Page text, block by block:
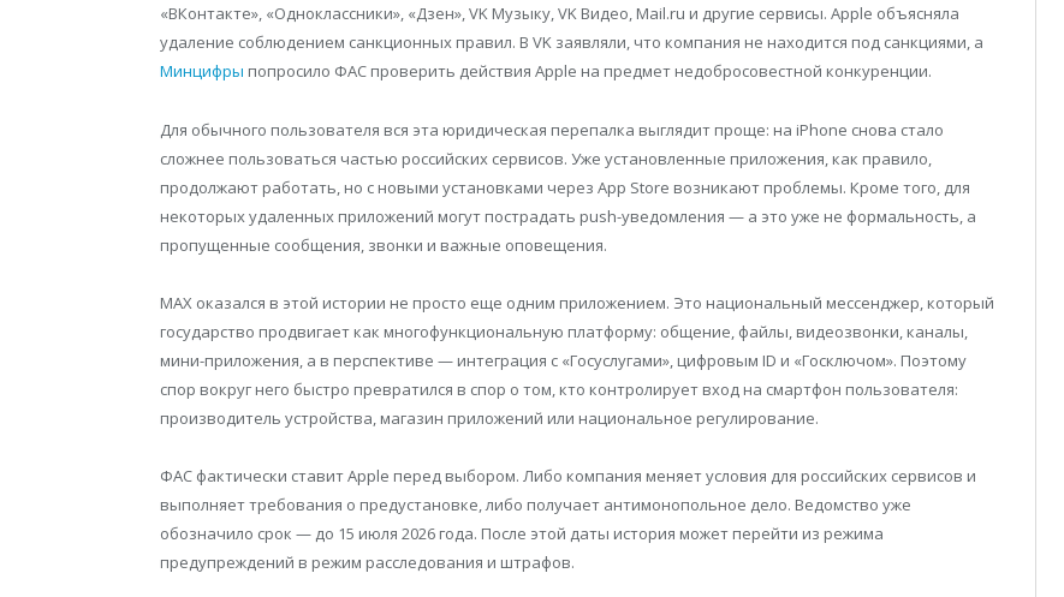
«ВКонтакте», «Одноклассники», «Дзен», VK Музыку, VK Видео, Mail.ru и другие сервисы. Apple объясняла
удаление соблюдением санкционных правил. В VK заявляли, что компания не находится под санкциями, а
Минцифры попросило ФАС проверить действия Apple на предмет недобросовестной конкуренции.
Для обычного пользователя вся эта юридическая перепалка выглядит проще: на iPhone снова стало
сложнее пользоваться частью российских сервисов. Уже установленные приложения, как правило,
продолжают работать, но с новыми установками через App Store возникают проблемы. Кроме того, для
некоторых удаленных приложений могут пострадать push-уведомления — а это уже не формальность, а
пропущенные сообщения, звонки и важные оповещения.
MAX оказался в этой истории не просто еще одним приложением. Это национальный мессенджер, который
государство продвигает как многофункциональную платформу: общение, файлы, видеозвонки, каналы,
мини-приложения, а в перспективе — интеграция с «Госуслугами», цифровым ID и «Госключом». Поэтому
спор вокруг него быстро превратился в спор о том, кто контролирует вход на смартфон пользователя:
производитель устройства, магазин приложений или национальное регулирование.
ФАС фактически ставит Apple перед выбором. Либо компания меняет условия для российских сервисов и
выполняет требования о предустановке, либо получает антимонопольное дело. Ведомство уже
обозначило срок — до 15 июля 2026 года. После этой даты история может перейти из режима
предупреждений в режим расследования и штрафов.